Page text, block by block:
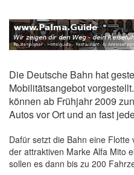
Die Deutsche Bahn hat
Mobilitätsangebot
können ab Frühjahr 2009
Autos vor Ort und an fast
Dafür setzt die Bahn eine
der attraktiven Marke Alfa Mito
sollen es dann bis zu 200